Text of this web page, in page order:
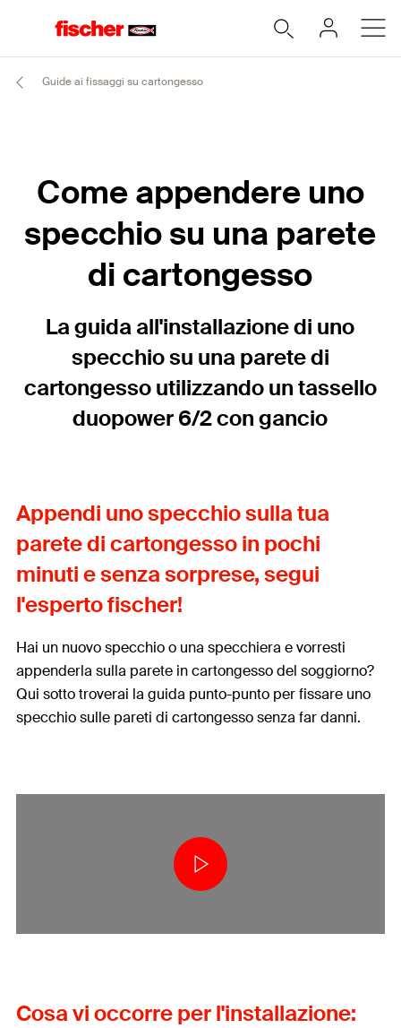
Guide ai fissaggi su cartongesso
Come appendere uno
specchio su una parete
di cartongesso
La guida all'installazione di uno
specchio su una parete di
cartongesso utilizzando un tassello
duopower 6/2 con gancio
Appendi uno specchio sulla tua
parete di cartongesso in pochi
minuti e senza sorprese, segui
l'esperto fischer!
Hai un nuovo specchio o una specchiera e vorresti
appenderla sulla parete in cartongesso del soggiorno?
Qui sotto troverai la guida punto-punto per fissare uno
specchio sulle pareti di cartongesso senza far danni.
Cosa vi occorre per l'installazione: